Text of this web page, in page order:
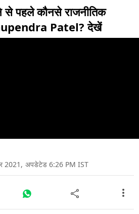
पहले कौनसे राजनीतिक
Patel? देखें
2021, अपडेटेड 6:26 PM IST